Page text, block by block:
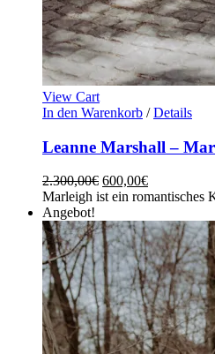
View Cart
In den Warenkorb / Details
Leanne Marshall –
2.300,00€ 600,00€
Marleigh ist ein romantisches
Angebot!